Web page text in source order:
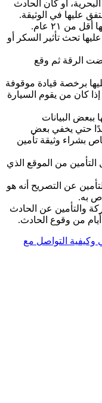
أو كان الحادث
عليها في الوثيقة.
من ٢١ عام.
تحث تأثير السكر أو
الرقة ثم وقع
برخصة قيادة موقوفة
إذا كان من يقوم السيارة
ببعض البيانات
حتي يخفي بعض
بشراء وثيقة تأمين
من الموقع الذي
عن التصريح أنه هو
به.
والتأمين عن الحادث
التواصل مع